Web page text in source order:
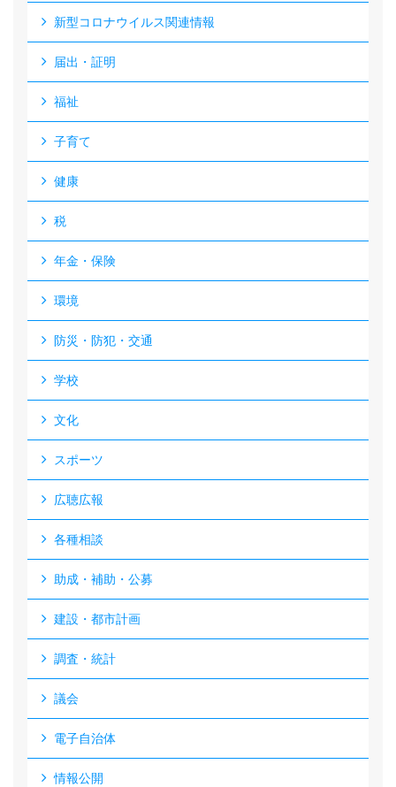
新型コロナウイルス関連情報
届出・証明
福祉
子育て
健康
税
年金・保険
環境
防災・防犯・交通
学校
文化
スポーツ
広聴広報
各種相談
助成・補助・公募
建設・都市計画
調査・統計
議会
電子自治体
情報公開